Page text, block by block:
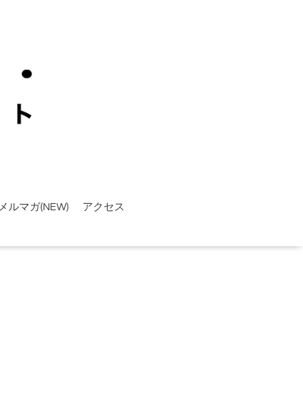
メルマガ(NEW)
アクセス